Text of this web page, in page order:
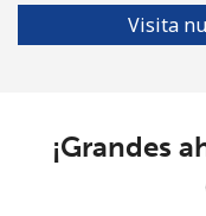
Visita
¡Grandes